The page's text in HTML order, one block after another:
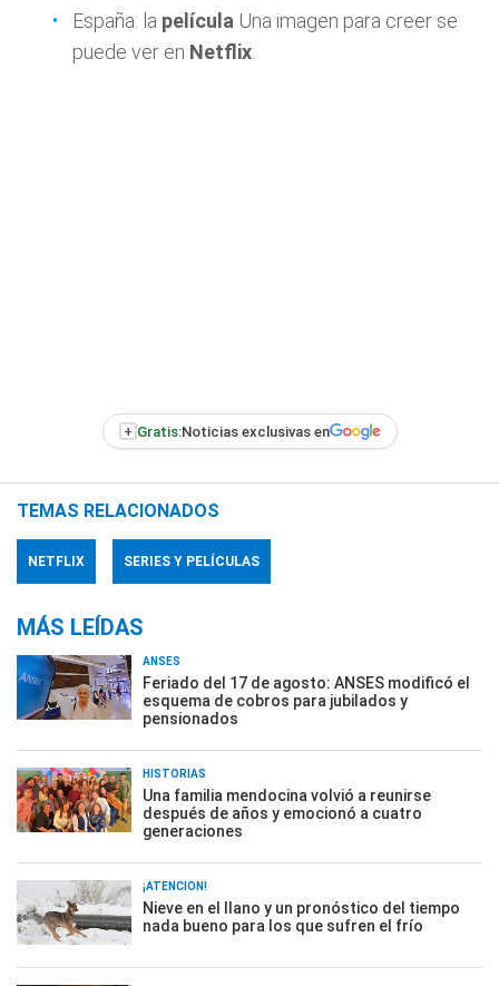
España: la película Una imagen para creer se
puede ver en Netflix.
+ Gratis:Noticias exclusivas en
TEMAS RELACIONADOS
NETFLIX SERIES Y PELÍCULAS
MÁS LEÍDAS
ANSES
Feriado del 17 de agosto: ANSES modificó el
esquema de cobros para jubilados y
pensionados
HISTORIAS
Una familia mendocina volvió a reunirse
después de años y emocionó a cuatro
generaciones
¡ATENCIÓN!
Nieve en el llano y un pronóstico del tiempo
nada bueno para los que sufren el frío